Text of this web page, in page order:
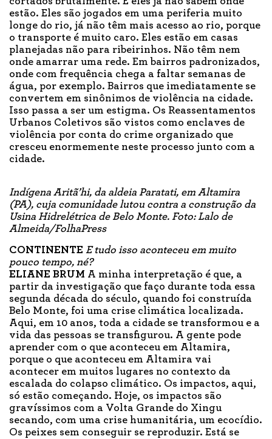
estão. Eles são jogados em uma periferia muito
longe do rio, já não têm mais acesso ao rio, porque
o transporte é muito caro. Eles estão em casas
planejadas não para ribeirinhos. Não têm nem
onde amarrar uma rede. Em bairros padronizados,
onde com frequência chega a faltar semanas de
água, por exemplo. Bairros que imediatamente se
convertem em sinônimos de violência na cidade.
Isso passa a ser um estigma. Os Reassentamentos
Urbanos Coletivos são vistos como enclaves de
violência por conta do crime organizado que
cresceu enormemente neste processo junto com a
cidade.
Indígena Aritã’hi, da aldeia Paratati, em Altamira
(PA), cuja comunidade lutou contra a construção da
Usina Hidrelétrica de Belo Monte. Foto: Lalo de
Almeida/FolhaPress
CONTINENTE E tudo isso aconteceu em muito
pouco tempo, né?
ELIANE BRUM A minha interpretação é que, a
partir da investigação que faço durante toda essa
segunda década do século, quando foi construída
Belo Monte, foi uma crise climática localizada.
Aqui, em 10 anos, toda a cidade se transformou e a
vida das pessoas se transfigurou. A gente pode
aprender com o que aconteceu em Altamira,
porque o que aconteceu em Altamira vai
acontecer em muitos lugares no contexto da
escalada do colapso climático. Os impactos, aqui,
só estão começando. Hoje, os impactos são
gravíssimos com a Volta Grande do Xingu
secando, com uma crise humanitária, um ecocídio.
Os peixes sem conseguir se reproduzir. Está se